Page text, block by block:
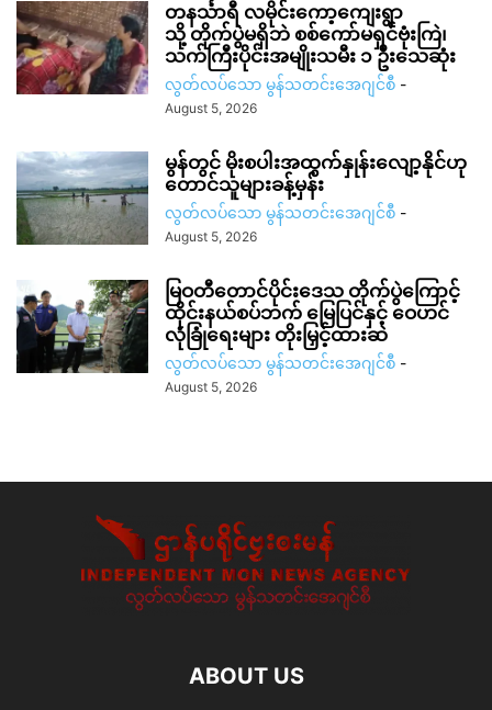
တနင်္သာရီ လမိုင်းကော့ကျေးရွာ
သို့ တိုက်ပွဲမရှိဘဲ စစ်ကော်မရှင်ဗုံးကြဲ၊
သက်ကြီးပိုင်းအမျိုးသမီး ၁ ဦးသေဆုံး
လွတ်လပ်သော မွန်သတင်းအေဂျင်စီ -
August 5, 2026
မွန်တွင် မိုးစပါးအထွက်နှုန်းလျော့နိုင်ဟု
တောင်သူများခန့်မှန်း
လွတ်လပ်သော မွန်သတင်းအေဂျင်စီ -
August 5, 2026
မြဝတီတောင်ပိုင်းဒေသ တိုက်ပွဲကြောင့်
ထိုင်းနယ်စပ်ဘက် မြေပြင်နှင့် ဝေဟင်
လုံခြုံရေးများ တိုးမြှင့်ထားဆဲ
လွတ်လပ်သော မွန်သတင်းအေဂျင်စီ -
August 5, 2026
ABOUT US